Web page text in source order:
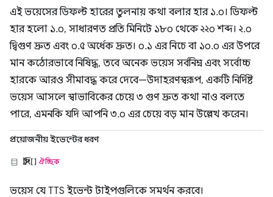
এই ভয়েসের ডিফল্ট হারের তুলনায় কথা বলার হার ১.০। ডিফল্ট
হার হলো ১.০, সাধারণত প্রতি মিনিটে ১৮০ থেকে ২২০ শব্দ। ২.০
দ্বিগুণ দ্রুত এবং ০.৫ অর্ধেক দ্রুত। ০.১ এর নিচে বা ১০.০ এর উপরে
মান কঠোরভাবে নিষিদ্ধ, তবে অনেক ভয়েস সর্বনিম্ন এবং সর্বোচ্চ
হারকে আরও সীমাবদ্ধ করে দেবে—উদাহরণস্বরূপ, একটি নির্দিষ্ট
ভয়েস আসলে স্বাভাবিকের চেয়ে ৩ গুণ দ্রুত কথা নাও বলতে
পারে, এমনকি যদি আপনি ৩.০ এর চেয়ে বড় মান উল্লেখ করেন।
প্রয়োজনীয় ইভেন্টের ধরণ
স্ট্রিং[] ঐচ্ছিক
ভয়েস যে TTS ইভেন্ট টাইপগুলিকে সমর্থন করবে।